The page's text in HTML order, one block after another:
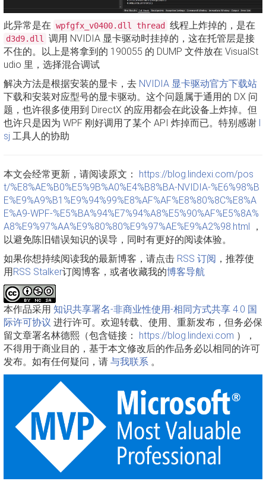
此异常是在 wpfgfx_v0400.dll thread 线程上炸掉的，是在
d3d9.dll
调用 NVIDIA 显卡驱动时挂掉的，这在托管层是接
不住的。以上是将拿到的 190055 的 DUMP 文件放在 VisualSt
udio 里，选择混合调试
解决方法是根据安装的显卡，去 NVIDIA 显卡驱动官方下载站
下载和安装对应型号的显卡驱动。这个问题属于通用的 DX 问
题，也许很多使用到 DirectX 的应用都会在此设备上炸掉。但
也许只是因为 WPF 刚好调用了某个 API 炸掉而已。特别感谢 l
sj 工具人的协助
本文会经常更新，请阅读原文： https://blog.lindexi.com/pos
t/%E8%AE%B0%E5%9B%A0%E4%B8%BA-NVIDIA-%E6%98%B
E%E9%A9%B1%E9%94%99%E8%AF%AF%E8%80%8C%E8%A
E%A9-WPF-%E5%BA%94%E7%94%A8%E5%90%AF%E5%8A%
A8%E9%97%AA%E9%80%80%E9%97%AE%E9%A2%98.html ，
以避免陈旧错误知识的误导，同时有更好的阅读体验。
如果你想持续阅读我的最新博客，请点击 RSS 订阅 ，推荐使
用RSS Stalker订阅博客，或者收藏我的博客导航
本作品采用 知识共享署名-非商业性使用-相同方式共享 4.0 国
际许可协议 进行许可。欢迎转载、使用、重新发布，但务必保
留文章署名林德熙（包含链接： https://blog.lindexi.com ），
不得用于商业目的，基于本文修改后的作品务必以相同的许可
发布。如有任何疑问，请 与我联系 。